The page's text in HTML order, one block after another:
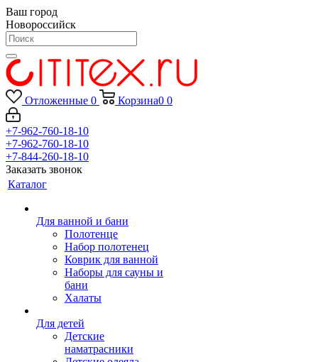
Ваш город
Новороссийск
Отложенные 0 Корзина0 0
+7-962-760-18-10
+7-962-760-18-10
+7-844-260-18-10
Заказать звонок
Каталог
Для ванной и бани
Полотенце
Набор полотенец
Коврик для ванной
Наборы для сауны и
бани
Халаты
Для детей
Детские
наматрасники